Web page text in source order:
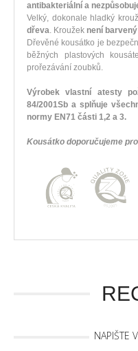
antibakteriální a
Velký, dokonale hladký
dřeva. Kroužek není
Dřevěné kousátko je
běžných plastových
prořezávání zoubků.
Výrobek vlastní atesty
84/2001Sb a splňuje
normy EN71 části 1,2 a 3.
Kousátko doporučujeme
NAPIŠTE